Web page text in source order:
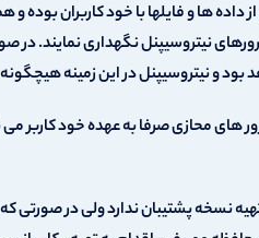
ها و فایلها با خود کاربران بوده
نیتروسیپنل نگهداری نمایند.
و نیتروسیپنل در این زمینه
محازی صرفا به عهده خود کاربر می
نسخه پشتیبان ندارد ولی در صورتی